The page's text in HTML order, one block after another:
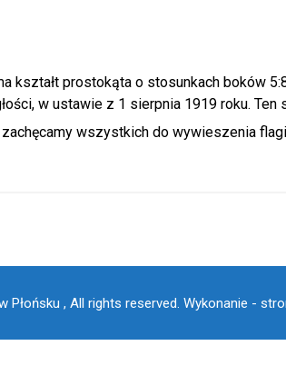
kształt prostokąta o stosunkach boków
w ustawie z 1 sierpnia 1919 roku. Ten
wszystkich do wywieszenia
Płońsku , All rights reserved. Wykonanie -